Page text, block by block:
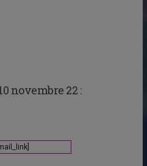
novembre 22 :